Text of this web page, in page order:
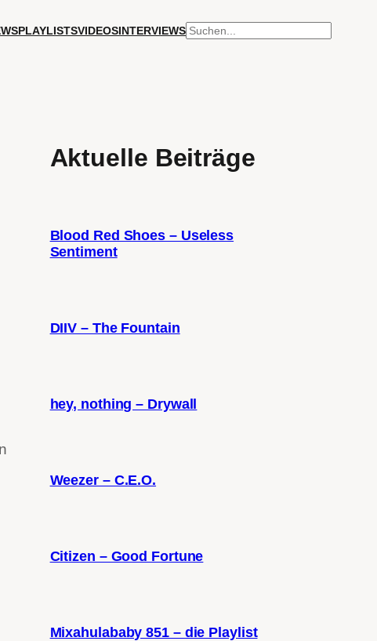
PLAYLISTSVIDEOSINTERVIEWSSUCHEN
Aktuelle Beiträge
Blood Red Shoes – Useless
Sentiment
DIIV – The Fountain
hey, nothing – Drywall
Weezer – C.E.O.
Citizen – Good Fortune
Mixahulababy 851 – die Playlist